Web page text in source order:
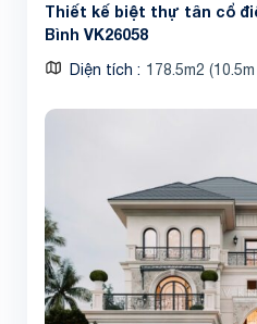
Thiết kế biệt thự tân cổ
Bình VK26058
Diện tích 178.5m2